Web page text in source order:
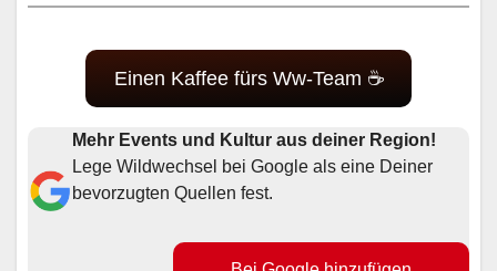
Einen Kaffee fürs Ww-Team ☕
Mehr Events und Kultur aus deiner Region!
Lege Wildwechsel bei Google als eine Deiner
bevorzugten Quellen fest.